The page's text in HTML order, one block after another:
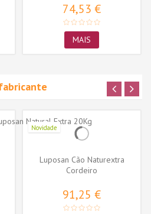
74,53 €
MAIS
Novidade
Luposan Cão Naturextra
Cordeiro
91,25 €